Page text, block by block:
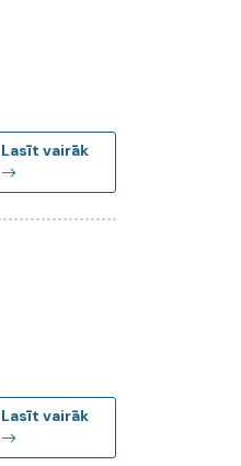
Lasīt vairāk
Lasīt vairāk